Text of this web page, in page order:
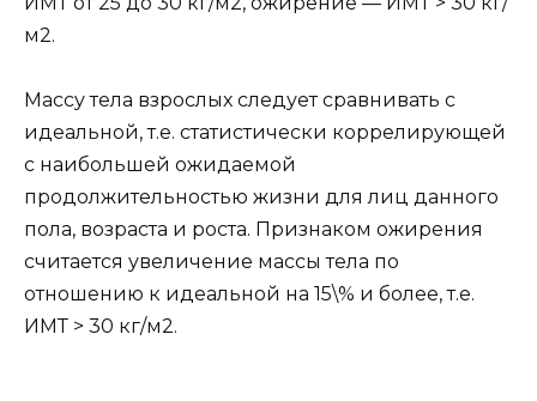
м2.
Массу тела взрослых следует сравнивать с
идеальной, т.е. статистически коррелирующей
с наибольшей ожидаемой
продолжительностью жизни для лиц данного
пола, возраста и роста. Признаком ожирения
считается увеличение массы тела по
отношению к идеальной на 15\% и более, т.е.
ИМТ > 30 кг/м2.